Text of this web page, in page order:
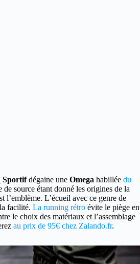
Sportifdégaine une Omega habillée du
de source étant donné les origines de la
l’emblème. L’écueil avec ce genre de
facilité. La running rétro évite le piège en
le choix des matériaux et l’assemblage
au prix de 95€ chez Zalando.fr.